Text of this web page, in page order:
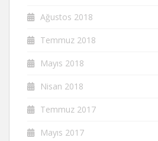
Ağustos 2018
Temmuz 2018
Mayıs 2018
Nisan 2018
Temmuz 2017
Mayıs 2017